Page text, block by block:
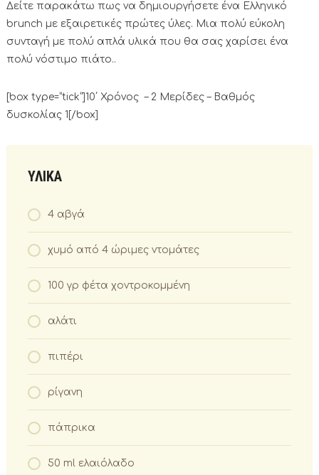
Δείτε παρακάτω πως να δημιουργήσετε ένα Ελληνικό
brunch με εξαιρετικές πρώτες ύλες. Μια πολύ εύκολη
συνταγή με πολύ απλά υλικά που θα σας χαρίσει ένα
πολύ νόστιμο πιάτο..
[box type=”tick”]10΄ Χρόνος – 2 Μερίδες – Βαθμός
δυσκολίας 1[/box]
ΥΛΙΚΑ
4 αβγά
χυμό από 4 ώριμες ντομάτες
100 γρ φέτα χοντροκομμένη
αλάτι
πιπέρι
ρίγανη
πάπρικα
50 ml ελαιόλαδο